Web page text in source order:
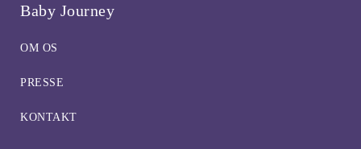
Baby Journey
OM OS
PRESSE
KONTAKT